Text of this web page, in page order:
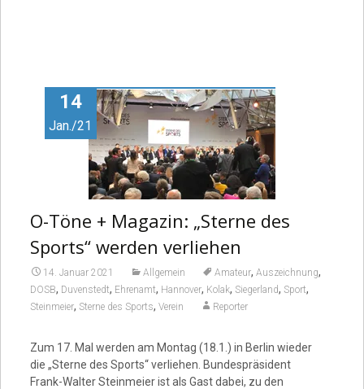
14
Jan./21
O-Töne + Magazin: „Sterne des
Sports“ werden verliehen
14. Januar 2021 Allgemein Amateur, Auszeichnung,
DOSB, Duvenstedt, Ehrenamt, Hannover, Kolak, Siegerland, Sport,
Steinmeier, Sterne des Sports, Verein Reporter
Zum 17. Mal werden am Montag (18.1.) in Berlin wieder
die „Sterne des Sports“ verliehen. Bundespräsident
Frank-Walter Steinmeier ist als Gast dabei, zu den